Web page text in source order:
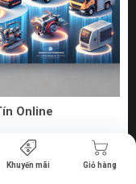
Online
mua sắm máy móc
tín không chỉ đem lại
Khuyến mãi Giỏ hàng